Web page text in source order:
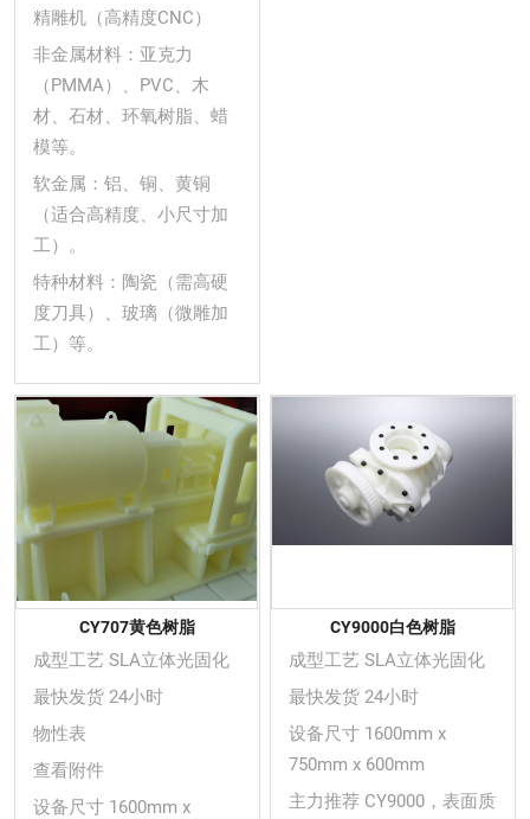
精雕机（高精度CNC）
非金属材料：亚克力
（PMMA）、PVC、木
材、石材、环氧树脂、蜡
模等。
软金属：铝、铜、黄铜
（适合高精度、小尺寸加
工）。
特种材料：陶瓷（需高硬
度刀具）、玻璃（微雕加
工）等。
CY707黄色树脂
成型工艺 SLA立体光固化
最快发货 24小时
物性表
查看附件
设备尺寸 1600mm x
CY9000白色树脂
成型工艺 SLA立体光固化
最快发货 24小时
设备尺寸 1600mm x
750mm x 600mm
主力推荐 CY9000，表面质